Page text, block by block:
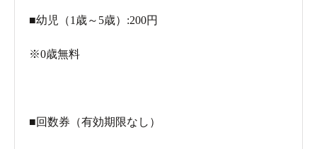
■幼児（1歳～5歳）:200円
※0歳無料
■回数券（有効期限なし）